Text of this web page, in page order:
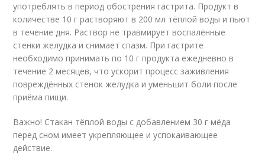
употреблять в период обострения гастрита. Продукт в
количестве 10 г растворяют в 200 мл тёплой воды и пьют
в течение дня. Раствор не травмирует воспалённые
стенки желудка и снимает спазм. При гастрите
необходимо принимать по 10 г продукта ежедневно в
течение 2 месяцев, что ускорит процесс заживления
повреждённых стенок желудка и уменьшит боли после
приёма пищи.
Важно! Стакан тёплой воды с добавлением 30 г мёда
перед сном имеет укрепляющее и успокаивающее
действие.